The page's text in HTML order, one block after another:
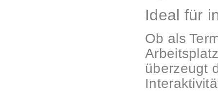
Ideal für
Ob als
überzeugt